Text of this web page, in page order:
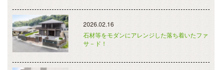
2026.02.16
石材等をモダンにアレンジした落ち着いたファ
サ－ド！